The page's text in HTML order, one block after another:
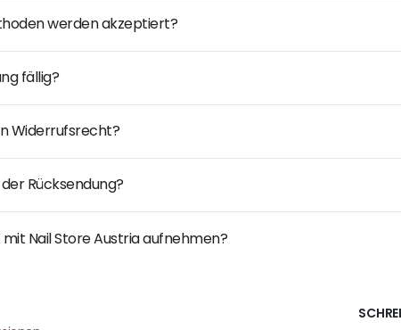
werden akzeptiert?
fällig?
Widerrufsrecht?
Rücksendung?
Nail Store Austria aufnehmen?